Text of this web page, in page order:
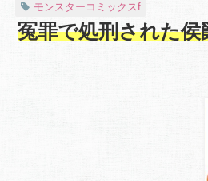
モンスターコミックスf
冤罪で処刑された